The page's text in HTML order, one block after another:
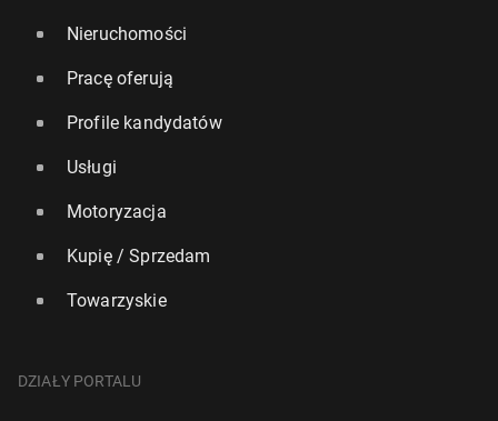
Nieruchomości
Pracę oferują
Profile kandydatów
Usługi
Motoryzacja
Kupię / Sprzedam
Towarzyskie
DZIAŁY PORTALU